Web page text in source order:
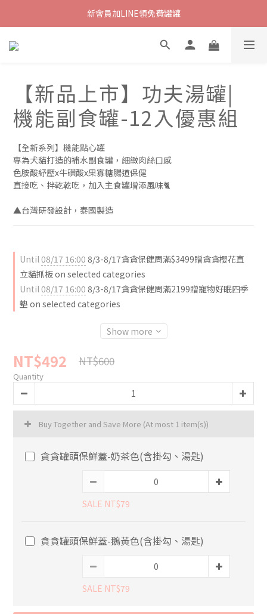
新會員加LINE領免費罐罐
【新品上市】功夫湯罐|
機能副食罐-12入優惠組
【全新系列】機能點心罐
專為犬貓打造的補水副食罐，細緻肉絲口感
色胺酸紓壓x牛磺酸x果寡糖腸道保健
直接吃、拌乾乾吃，加入主食罐增添風味🐈
▲台灣研發設計，泰國製造
Until08/17 16:00 8/3-8/17貪貪保健周滿$3499贈貪貪櫻花直
立貓抓板 on selected categories
Until08/17 16:00 8/3-8/17貪貪保健周滿2199贈寵物好眠四季
墊 on selected categories
Show more
NT$492 NT$600
Quantity
Buy Together and Save More (At most 1 item(s))
貪貪罐頭保鮮蓋-奶茶色(含掛勾、湯匙)
SALE NT$79
貪貪罐頭保鮮蓋-鵝黃色(含掛勾、湯匙)
SALE NT$79